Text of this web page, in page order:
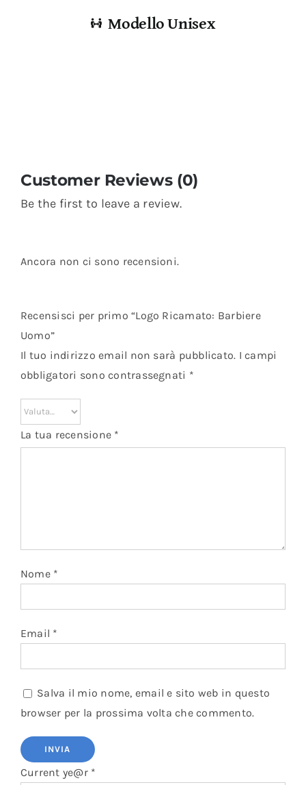
Modello Unisex
Customer Reviews (0)
Be the first to leave a review.
Ancora non ci sono recensioni.
Recensisci per primo “Logo Ricamato: Barbiere
Uomo”
Il tuo indirizzo email non sarà pubblicato. I campi
obbligatori sono contrassegnati *
La tua recensione *
Nome *
Email *
Salva il mio nome, email e sito web in questo
browser per la prossima volta che commento.
Current ye@r *